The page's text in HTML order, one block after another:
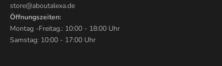
store@aboutalexa.de
Öffnungszeiten:
Montag -Freitag.: 10:00 - 18:00 Uhr
Samstag: 10:00 - 17:00 Uhr